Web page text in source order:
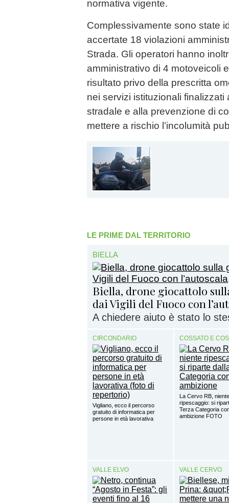
normativa vigente.
Complessivamente sono state
accertate 18 violazioni
Strada. Gli operatori hanno
amministrativo di 4 motoveicoli
risultato privo della prescritta
nei servizi istituzionali
stradale e alla prevenzione di
mettere a rischio l’incolumità
LE PRIME DAL TERRITORIO
BIELLA
Biella, drone giocattolo
dai Vigili del Fuoco con
A chiedere aiuto è stato lo
CIRCONDARIO
Vigliano, ecco il percorso
gratuito di informatica per
persone in età lavorativa
COSSATO E
La Cervo RB, niente
ripescaggio: si
Terza Categoria
ambizione FOTO
VALLE ELVO VALLE CERVO